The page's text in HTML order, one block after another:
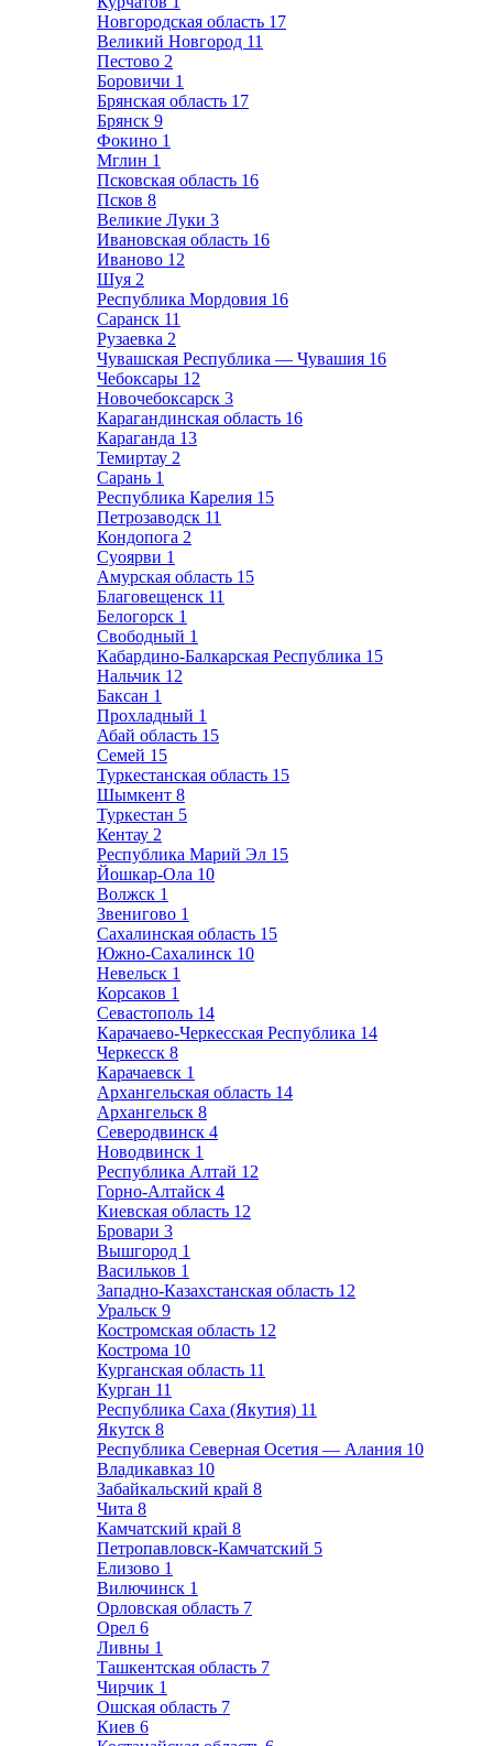
Новгородская область 17
Великий Новгород 11
Пестово 2
Боровичи 1
Брянская область 17
Брянск 9
Фокино 1
Мглин 1
Псковская область 16
Псков 8
Великие Луки 3
Ивановская область 16
Иваново 12
Шуя 2
Республика Мордовия 16
Саранск 11
Рузаевка 2
Чувашская Республика — Чувашия 16
Чебоксары 12
Новочебоксарск 3
Карагандинская область 16
Караганда 13
Темиртау 2
Сарань 1
Республика Карелия 15
Петрозаводск 11
Кондопога 2
Суоярви 1
Амурская область 15
Благовещенск 11
Белогорск 1
Свободный 1
Кабардино-Балкарская Республика 15
Нальчик 12
Баксан 1
Прохладный 1
Абай область 15
Семей 15
Туркестанская область 15
Шымкент 8
Туркестан 5
Кентау 2
Республика Марий Эл 15
Йошкар-Ола 10
Волжск 1
Звенигово 1
Сахалинская область 15
Южно-Сахалинск 10
Невельск 1
Корсаков 1
Севастополь 14
Карачаево-Черкесская Республика 14
Черкесск 8
Карачаевск 1
Архангельская область 14
Архангельск 8
Северодвинск 4
Новодвинск 1
Республика Алтай 12
Горно-Алтайск 4
Киевская область 12
Бровари 3
Вышгород 1
Васильков 1
Западно-Казахстанская область 12
Уральск 9
Костромская область 12
Кострома 10
Курганская область 11
Курган 11
Республика Саха (Якутия) 11
Якутск 8
Республика Северная Осетия — Алания 10
Владикавказ 10
Забайкальский край 8
Чита 8
Камчатский край 8
Петропавловск-Камчатский 5
Елизово 1
Вилючинск 1
Орловская область 7
Орел 6
Ливны 1
Ташкентская область 7
Чирчик 1
Ошская область 7
Киев 6